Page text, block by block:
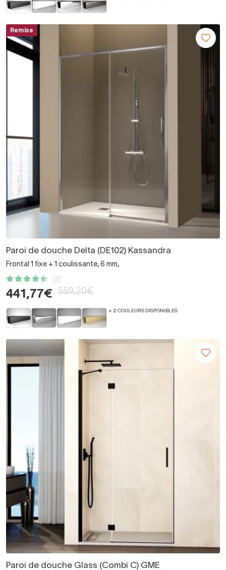
Remise
Paroi de douche Delta (DE102) Kassandra
Frontal 1 fixe + 1 coulissante, 6 mm,
(2)
441,77€ 559,20€
+ 2 COULEURS DISPONIBLES
Paroi de douche Glass (Combi C) GME